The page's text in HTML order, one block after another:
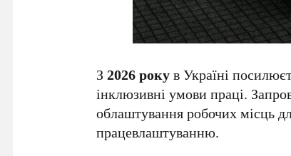
З2026 рокув Україні
інклюзивні умови праці.
облаштування робочих місць
працевлаштуванню.